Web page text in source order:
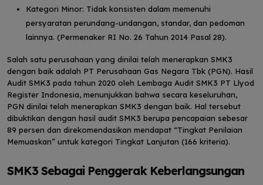
Kategori Minor: Tidak konsisten dalam memenuhi
persyaratan perundang-undangan, standar, dan pedoman
lainnya. (Permenaker RI No. 26 Tahun 2014 Pasal 28).
Salah satu perusahaan yang dinilai telah menerapkan SMK3
dengan baik adalah PT Perusahaan Gas Negara Tbk (PGN). Hasil
Audit SMK3 pada tahun 2020 oleh Lembaga Audit SMK3 PT Llyod
Register Indonesia, menunjukkan bahwa secara keseluruhan,
PGN dinilai telah menerapkan SMK3 dengan baik. Hal tersebut
dibuktikan dengan hasil audit SMK3 berupa pencapaian sebesar
89 persen dan direkomendasikan mendapat “Tingkat Penilaian
Memuaskan” untuk kategori Tingkat Lanjutan (166 kriteria).
SMK3 Sebagai Penggerak Keberlangsungan